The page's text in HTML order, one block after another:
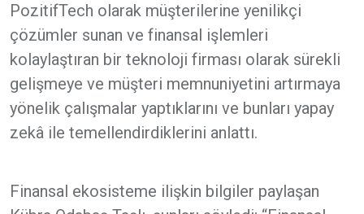
PozitifTech olarak müşterilerine yenilikçi
çözümler sunan ve finansal işlemleri
kolaylaştıran bir teknoloji firması olarak sürekli
gelişmeye ve müşteri memnuniyetini artırmaya
yönelik çalışmalar yaptıklarını ve bunları yapay
zekâ ile temellendirdiklerini anlattı.
Finansal ekosisteme ilişkin bilgiler paylaşan